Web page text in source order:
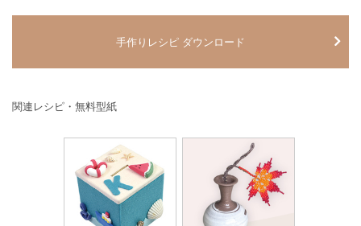
手作りレシピ ダウンロード
関連レシピ・無料型紙